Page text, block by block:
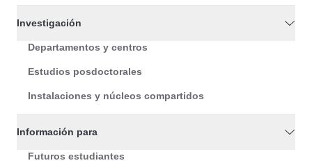
Investigación
Departamentos y centros
Estudios posdoctorales
Instalaciones y núcleos compartidos
Información para
Futuros estudiantes